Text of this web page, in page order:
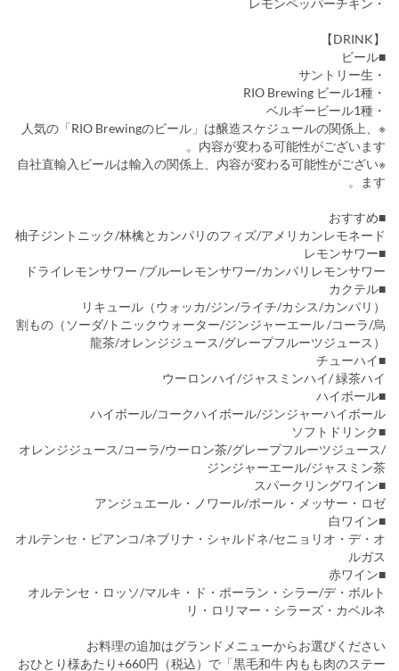
【DRINK】
■ビール
・サントリー生
・RIO Brewing ビール1種
・ベルギービール1種
※人気の「RIO Brewingのビール」は醸造スケジュールの関係上、
内容が変わる可能性がございます。
※自社直輸入ビールは輸入の関係上、内容が変わる可能性がござい
ます。
■おすすめ
柚子ジントニック/林檎とカンパリのフィズ/アメリカンレモネード
■レモンサワー
ドライレモンサワー /ブルーレモンサワー/カンパリレモンサワー
■カクテル
リキュール（ウォッカ/ジン/ライチ/カシス/カンパリ）
割もの（ソーダ/トニックウォーター/ジンジャーエール /コーラ/烏
龍茶/オレンジジュース/グレープフルーツジュース）
■チューハイ
ウーロンハイ/ジャスミンハイ/ 緑茶ハイ
■ハイボール
ハイボール/コークハイボール/ジンジャーハイボール
■ソフトドリンク
オレンジジュース/コーラ/ウーロン茶/グレープフルーツジュース/
ジンジャーエール/ジャスミン茶
■スパークリングワイン
アンジュエール・ノワール/ポール・メッサー・ロゼ
■白ワイン
オルテンセ・ビアンコ/ネブリナ・シャルドネ/セニョリオ・デ・オ
ルガス
■赤ワイン
オルテンセ・ロッソ/マルキ・ド・ポーラン・シラー/デ・ボルト
リ・ロリマー・シラーズ・カベルネ
お料理の追加はグランドメニューからお選びください
おひとり様あたり+660円（税込）で「黒毛和牛 内もも肉のステー